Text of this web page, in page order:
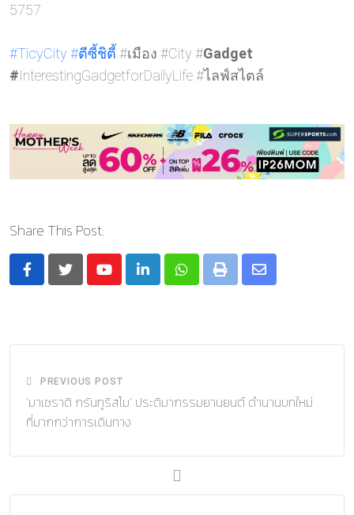
5757
#TicyCity#ตีซี้ชิต ี้ #เมือง #City #Gadget
#InterestingGadgetforDailyLife #ไลฟ์สไตล์
Share This Post:
YoutubeLinkedInWhatsapp
Print
Share
PREVIOUS POST
‘มาเซราติ กรันทูริสโม’ ประติมากรรมยานยนต์ ตำนานบทใหม่
ที่มากกว่าการเดินทาง